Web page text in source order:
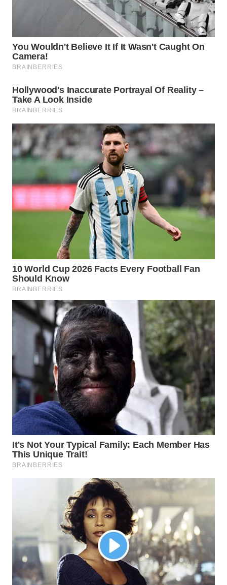
WN
MANDALIKA
WN
LIKUPANG
WN
LABUANBAJO
WN
BORNEO
Wahana
Media
WAHANA
TANI
WAHANA
ADVOKAT
WAHANA
INFRASTRUKTUR
WAHANA
KONSUMEN
WAHANA
LISTRIK
WAHANA
WAHANANEWS
WAHANANEWS